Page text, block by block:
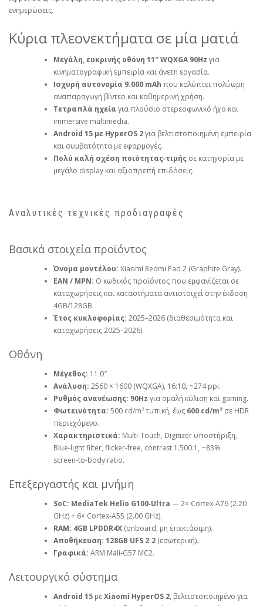
ενημερώσεις.
Κύρια πλεονεκτήματα σε μία ματιά
Μεγάλη, ευκρινής οθόνη 11″ WQXGA 90Hz για
κινηματογραφική εμπειρία και άνετη εργασία.
Ισχυρή αυτονομία 9.000 mAh που καλύπτει πολύωρη
αναπαραγωγή βίντεο και καθημερινή χρήση.
Τετραπλά ηχεία για πλούσιο στερεοφωνικό ήχο και
immersive multimedia.
Android 15 με HyperOS 2για βελτιστοποιημένη εμπειρία
και συμβατότητα με εφαρμογές.
Πολύ καλή σχέση ποιότητας‑τιμής σε κατηγορία με
μεγάλο display και αξιοπρεπή επιδόσεις.
Αναλυτικές τεχνικές προδιαγραφές
Βασικά στοιχεία προϊόντος
Όνομα μοντέλου: Xiaomi Redmi Pad 2 (Graphite Gray).
EAN / MPN: Ο κωδικός προϊόντος που εμφανίζεται σε
καταχωρήσεις και καταστήματα αντιστοιχεί στην έκδοση
4GB/128GB.
Έτος κυκλοφορίας: 2025–2026 (διαθεσιμότητα και
καταχωρήσεις 2025–2026).
Οθόνη
Μέγεθος: 11.0″
Ανάλυση: 2560 × 1600 (WQXGA), 16:10, ~274 ppi.
Ρυθμός ανανέωσης: 90Hz για ομαλή κύλιση και gaming.
Φωτεινότητα: 500 cd/m² τυπική, έως 600 cd/m² σε HDR
περιεχόμενο.
Χαρακτηριστικά: Multi‑Touch, Digitizer υποστήριξη,
Blue‑light filter, flicker‑free, contrast 1.500:1, ~83%
screen‑to‑body ratio.
Επεξεργαστής και μνήμη
SoC: MediaTek Helio G100‑Ultra — 2× Cortex‑A76 (2.20
GHz) + 6× Cortex‑A55 (2.00 GHz).
RAM: 4GB LPDDR4X (onboard, μη επεκτάσιμη).
Αποθήκευση: 128GB UFS 2.2 (εσωτερική).
Γραφικά: ARM Mali‑G57 MC2.
Λειτουργικό σύστημα
Android 15 μεXiaomi HyperOS 2, βελτιστοποιημένο για